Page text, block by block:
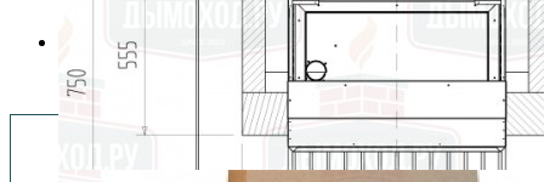
Купить 170 400 ₽
Заказать монтаж изделия